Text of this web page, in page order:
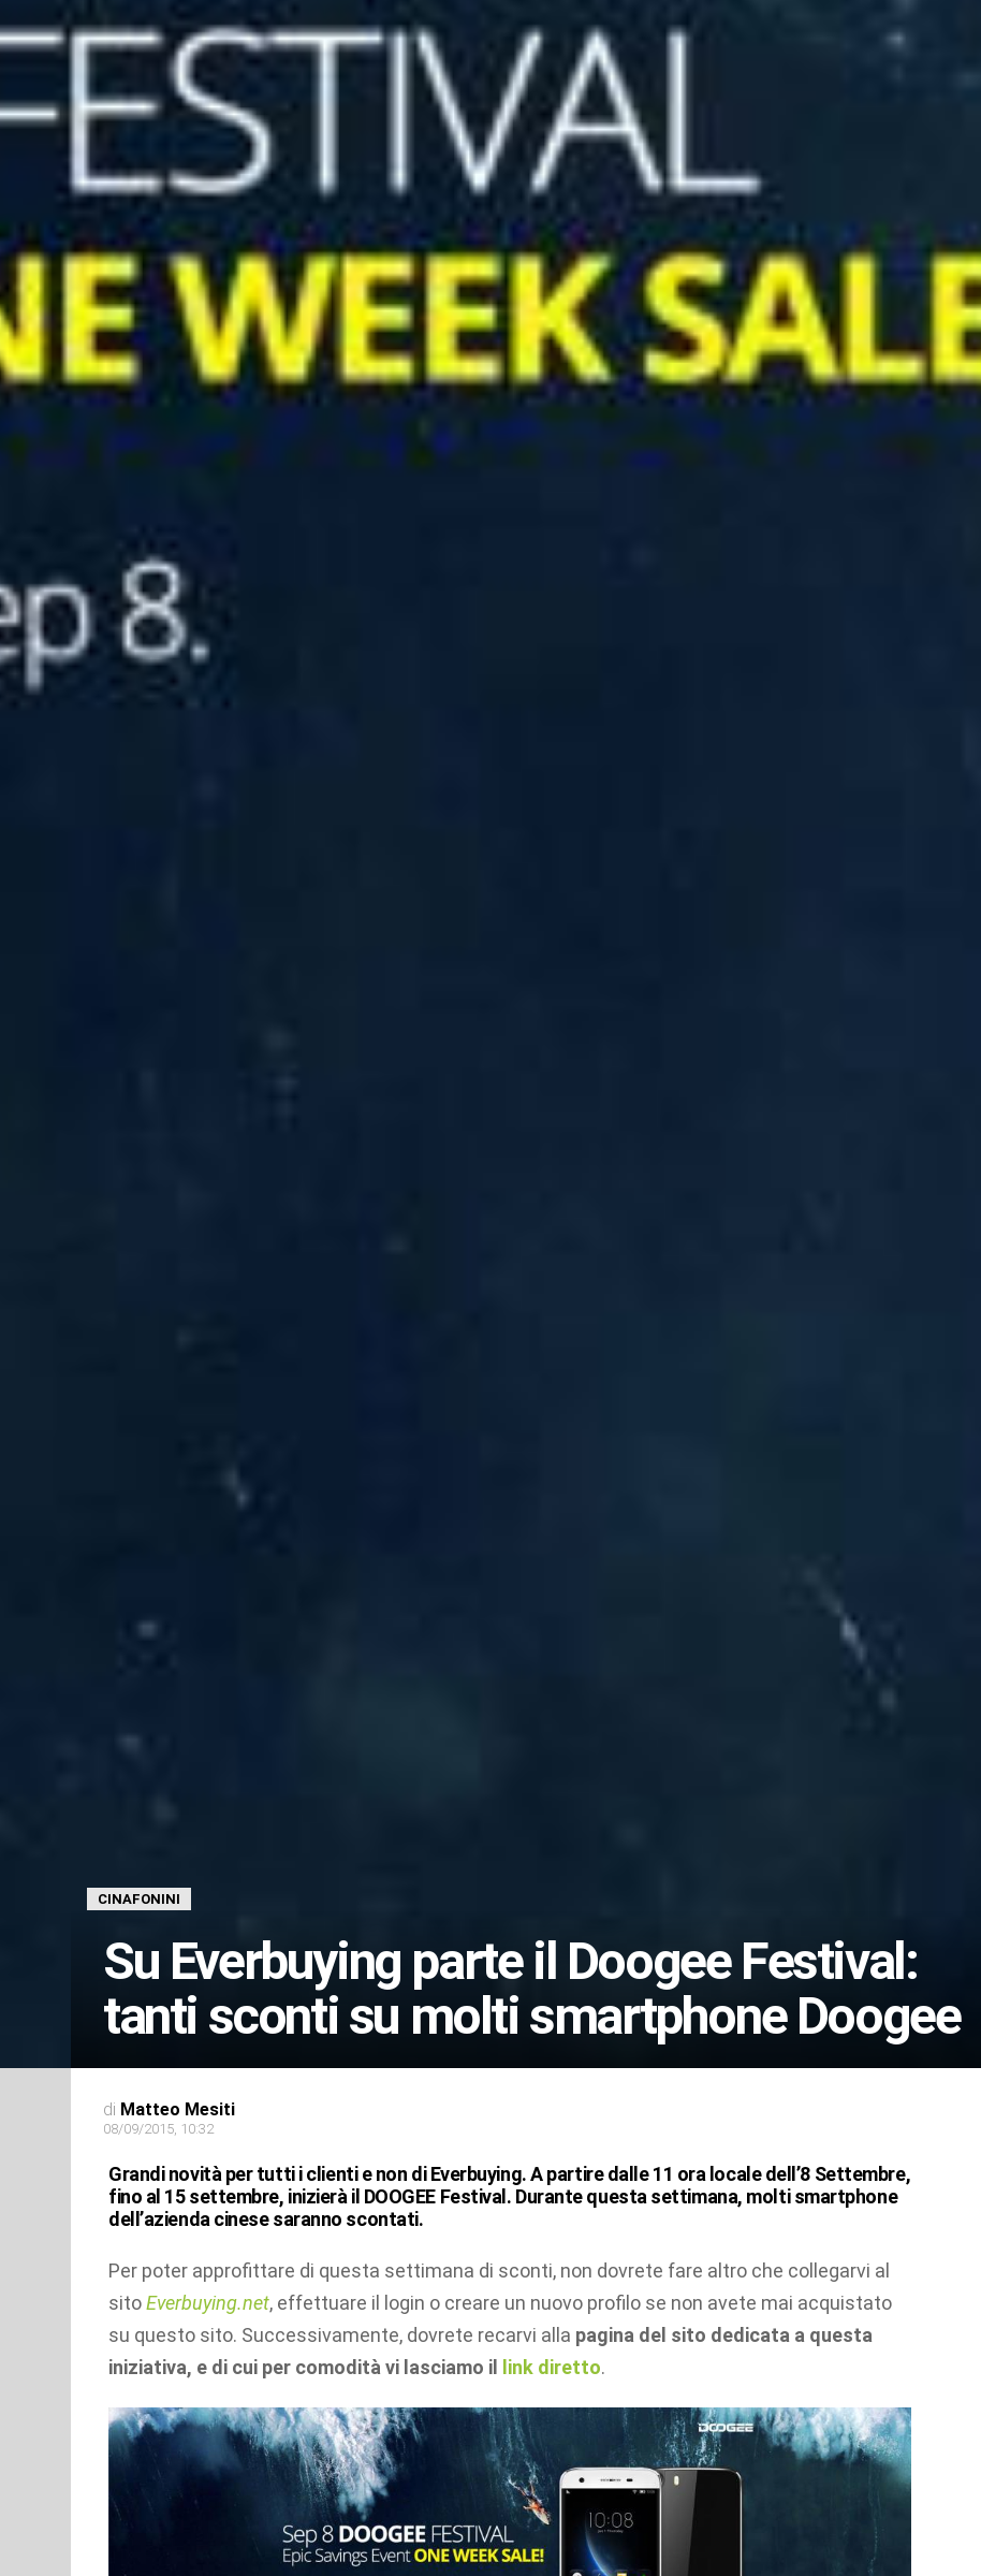
CINAFONINI
Su Everbuying parte il Doogee Festival:
tanti sconti su molti smartphone Doogee
di Matteo Mesiti
08/09/2015, 10:32
Grandi novità per tutti i clienti e non di Everbuying. A partire dalle 11 ora locale dell’8 Settembre,
fino al 15 settembre, inizierà il DOOGEE Festival. Durante questa settimana, molti smartphone
dell’azienda cinese saranno scontati.
Per poter approfittare di questa settimana di sconti, non dovrete fare altro che collegarvi al
sitoEverbuying.net, effettuare il login o creare un nuovo profilo se non avete mai acquistato
su questo sito. Successivamente, dovrete recarvi alla pagina del sito dedicata a questa
iniziativa, e di cui per comodità vi lasciamo il link diretto.